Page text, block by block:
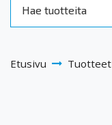
Etusivu Tuotteet